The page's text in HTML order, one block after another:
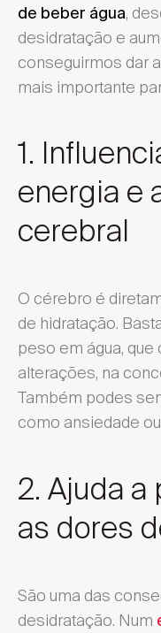
de beber água,
desidratação e
conseguirmos dar
mais importante
1.
energia e
cerebral
O cérebro é
de hidratação.
peso em água,
alterações, na
Também podes
como ansiedade
2. Ajuda a
as dores
São uma das
desidratação. Num